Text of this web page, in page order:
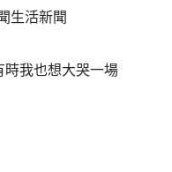
生活新聞
我也想大哭一場